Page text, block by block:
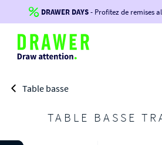
Jusqu'à-100€*sur votre
-voir conditions en bas
DRAWER DAYS- Profitez de remises
Table basse
TABLE BASSE